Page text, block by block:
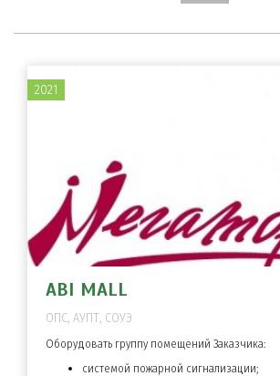
ABI MALL
ОПС, АУПТ, СОУЭ
Оборудовать группу помещений Заказчика:
системой пожарной сигнализации;
2021